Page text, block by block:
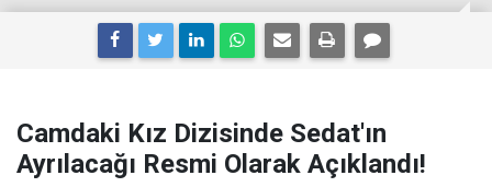
Camdaki Kız Dizisinde Sedat'ın
Ayrılacağı Resmi Olarak Açıklandı!